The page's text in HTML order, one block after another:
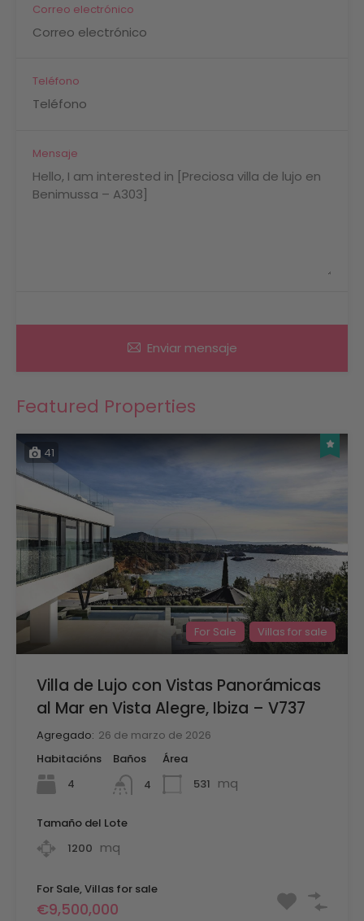
Correo electrónico
Teléfono
Mensaje
Enviar mensaje
Featured Properties
41
For Sale Villas for sale
Villa de Lujo con Vistas Panorámicas
al Mar en Vista Alegre, Ibiza – V737
Agregado: 26 de marzo de 2026
Habitacións
4
Baños
4
Área
531 mq
Tamaño del Lote
1200 mq
For Sale, Villas for sale
€9,500,000